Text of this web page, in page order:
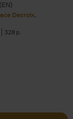
(EN)
Decroix
328